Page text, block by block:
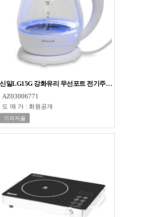
릴 바베큐 구이 제빵
신일LG15G 강화유리 무선포트 전기주전자 1.5L 전
AZ03006771
도매가 : 회원공개
가격자율